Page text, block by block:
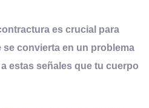
es crucial para
convierta en un problema
estas señales que tu cuerpo